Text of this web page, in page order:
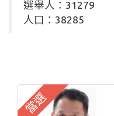
選舉人：31279
人口：38285
當選